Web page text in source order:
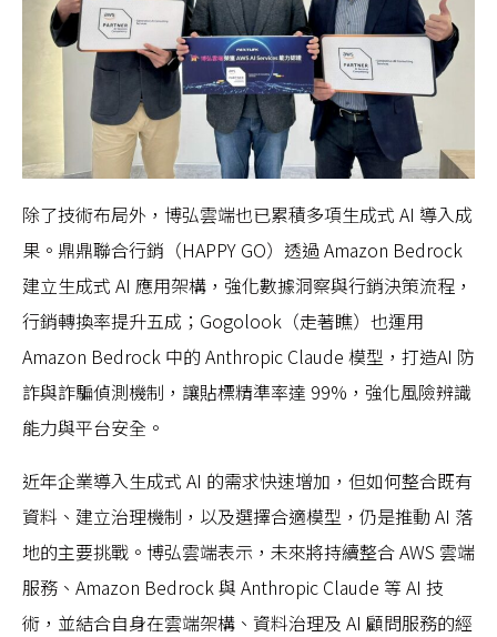
除了技術布局外，博弘雲端也已累積多項生成式 AI 導入成
果。鼎鼎聯合行銷（HAPPY GO）透過 Amazon Bedrock
建立生成式 AI 應用架構，強化數據洞察與行銷決策流程，
行銷轉換率提升五成；Gogolook（走著瞧）也運用
Amazon Bedrock 中的 Anthropic Claude 模型，打造AI 防
詐與詐騙偵測機制，讓貼標精準率達 99%，強化風險辨識
能力與平台安全。
近年企業導入生成式 AI 的需求快速增加，但如何整合既有
資料、建立治理機制，以及選擇合適模型，仍是推動 AI 落
地的主要挑戰。博弘雲端表示，未來將持續整合 AWS 雲端
服務、Amazon Bedrock 與 Anthropic Claude 等 AI 技
術，並結合自身在雲端架構、資料治理及 AI 顧問服務的經